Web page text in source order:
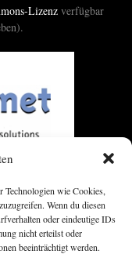
Technologien wie Cookies,
Wenn du diesen
oder eindeutige IDs
nicht erteilst oder
beeinträchtigt werden.
Lizenzverfügbar